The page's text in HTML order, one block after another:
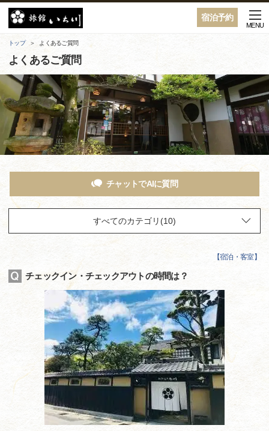
宿泊予約
MENU
トップ よくあるご質問
よくあるご質問
チャットでAIに質問
【宿泊・客室】
チェックイン・チェックアウトの時間は？